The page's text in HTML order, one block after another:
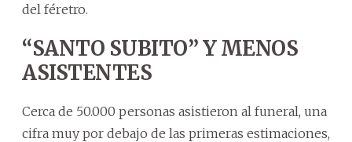
del féretro.
“SANTO SUBITO” Y MENOS
ASISTENTES
Cerca de 50.000 personas asistieron al funeral, una
cifra muy por debajo de las primeras estimaciones,